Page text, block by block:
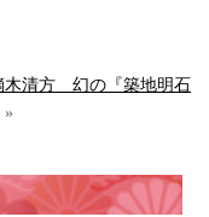
木清方 幻の『築地明石
»